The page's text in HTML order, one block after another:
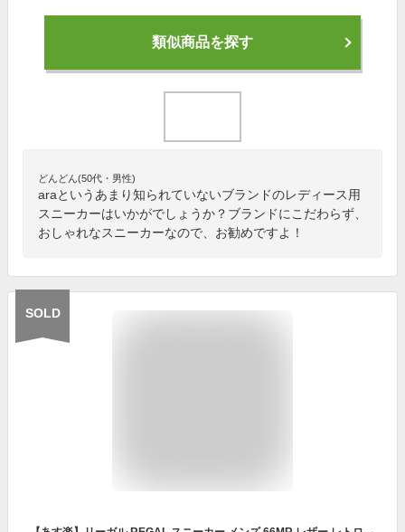
類似商品を探す
どんどん(50代・男性)
araというあまり知られていないブランドのレディース用
スニーカーはいかがでしょうか？ブランドにこだわらず、
おしゃれなスニーカーなので、お勧めですよ！
SOLD